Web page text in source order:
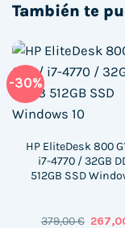
También te
-30%
HP EliteDesk 800
i7-4770 / 32GB
512GB SSD
379,00€ El